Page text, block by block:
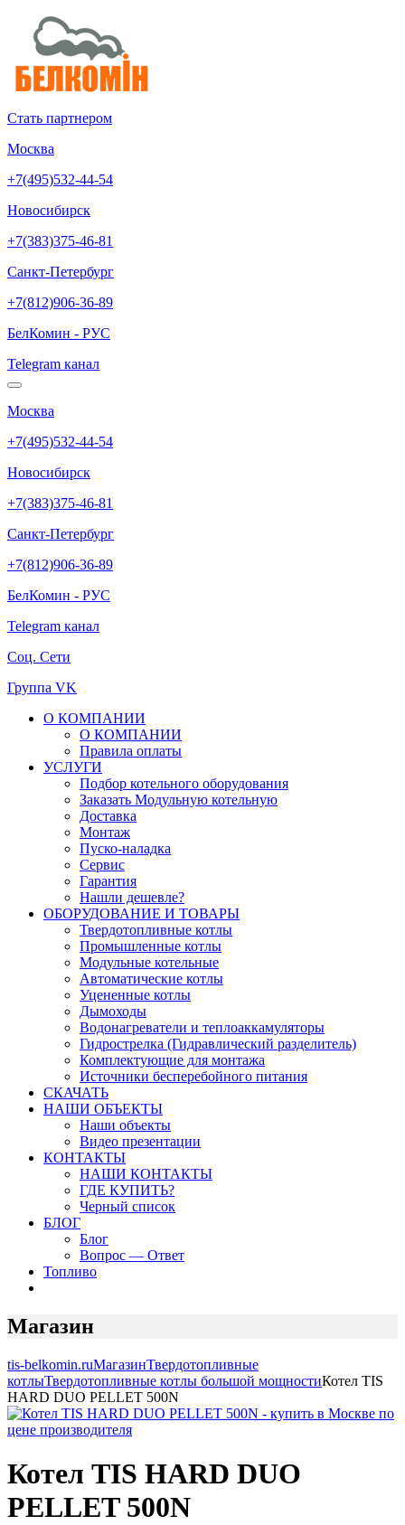
Стать партнером
Москва
+7(495)532-44-54
Новосибирск
+7(383)375-46-81
Санкт-Петербург
+7(812)906-36-89
БелКомин - РУС
Telegram канал
Москва
+7(495)532-44-54
Новосибирск
+7(383)375-46-81
Санкт-Петербург
+7(812)906-36-89
БелКомин - РУС
Telegram канал
Соц. Сети
Группа VK
О КОМПАНИИ
О КОМПАНИИ
Правила оплаты
УСЛУГИ
Подбор котельного оборудования
Заказать Модульную котельную
Доставка
Монтаж
Пуско-наладка
Сервис
Гарантия
Нашли дешевле?
ОБОРУДОВАНИЕ И ТОВАРЫ
Твердотопливные котлы
Промышленные котлы
Модульные котельные
Автоматические котлы
Уцененные котлы
Дымоходы
Водонагреватели и теплоаккамуляторы
Гидрострелка (Гидравлический разделитель)
Комплектующие для монтажа
Источники бесперебойного питания
СКАЧАТЬ
НАШИ ОБЪЕКТЫ
Наши объекты
Видео презентации
КОНТАКТЫ
НАШИ КОНТАКТЫ
ГДЕ КУПИТЬ?
Черный список
БЛОГ
Блог
Вопрос — Ответ
Топливо
Магазин
tis-belkomin.ruМагазинТвердотопливные
котлыТвердотопливные котлы большой мощностиКотел TIS
HARD DUO PELLET 500N
Котел TIS HARD DUO
PELLET 500N